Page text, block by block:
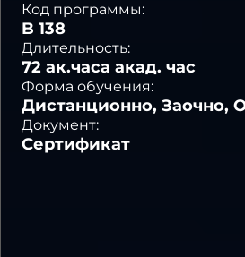
Код программы:
B 138
Длительность:
72 ак.часа акад. час
Форма обучения:
Дистанционно, Заочно,
Документ:
Сертификат